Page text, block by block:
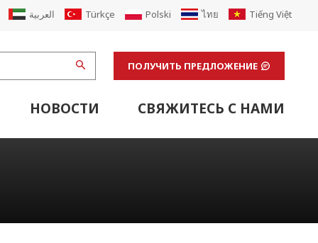
العربية Türkçe Polski ไทย Tiếng Việt
ПОЛУЧИТЬ ПРЕДЛОЖЕНИЕ
НОВОСТИ СВЯЖИТЕСЬ С НАМИ